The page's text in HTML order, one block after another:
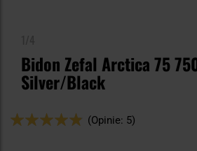
Bidon Zefal Arctica 75
Silver/Black
Ocena:
(Opinie: 5)